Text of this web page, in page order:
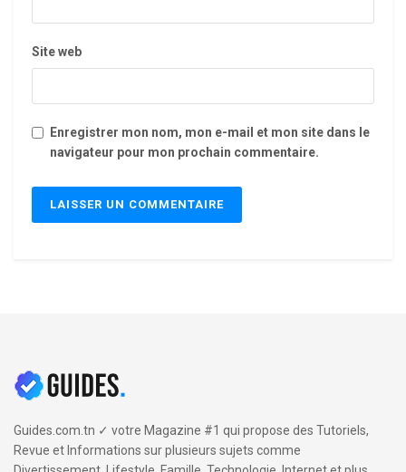
Site web
Enregistrer mon nom, mon e-mail et mon site dans le
navigateur pour mon prochain commentaire.
Guides.com.tn ✓ votre Magazine #1 qui propose des Tutoriels,
Revue et Informations sur plusieurs sujets comme